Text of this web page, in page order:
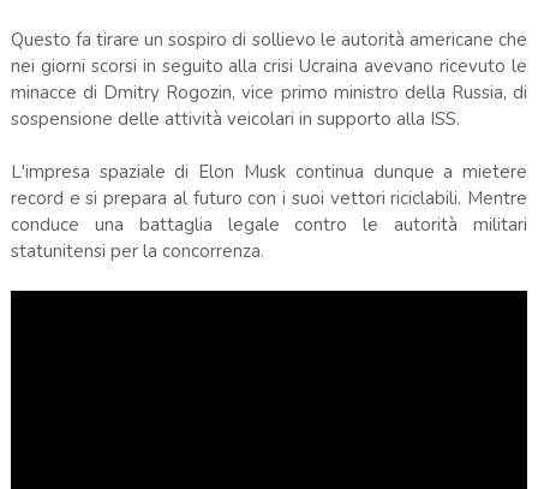
Questo fa tirare un sospiro di sollievo le autorità americane che
nei giorni scorsi in seguito alla crisi Ucraina avevano ricevuto le
minacce di Dmitry Rogozin, vice primo ministro della Russia, di
sospensione delle attività veicolari in supporto alla ISS.
L'impresa spaziale di Elon Musk continua dunque a mietere
record e si prepara al futuro con i suoi vettori riciclabili. Mentre
conduce una battaglia legale contro le autorità militari
statunitensi per la concorrenza.